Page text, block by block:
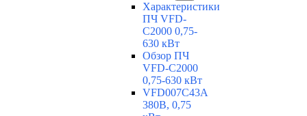
Характеристики
ПЧ VFD-
C2000 0,75-
630 кВт
Обзор ПЧ
VFD-C2000
0,75-630 кВт
VFD007C43A
380В, 0,75